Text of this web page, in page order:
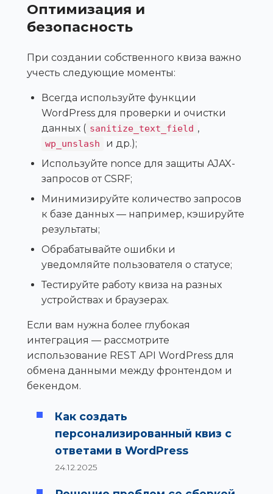
Оптимизация и
безопасность
При создании собственного квиза важно
учесть следующие моменты:
Всегда используйте функции
WordPress для проверки и очистки
данных ( sanitize_text_field ,
wp_unslash
и др.);
Используйте nonce для защиты AJAX-
запросов от CSRF;
Минимизируйте количество запросов
к базе данных — например, кэшируйте
результаты;
Обрабатывайте ошибки и
уведомляйте пользователя о статусе;
Тестируйте работу квиза на разных
устройствах и браузерах.
Если вам нужна более глубокая
интеграция — рассмотрите
использование REST API WordPress для
обмена данными между фронтендом и
бекендом.
Как создать
персонализированный квиз с
ответами в WordPress
24.12.2025